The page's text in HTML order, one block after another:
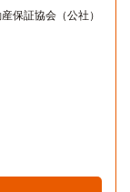
保証協会（公社）